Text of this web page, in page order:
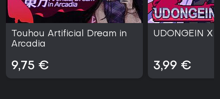
Touhou Artificial Dream in
Arcadia
9,75 €
UDONGEIN X
3,99 €